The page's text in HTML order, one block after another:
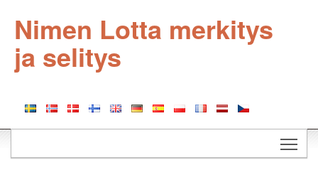
Nimen Lotta merkitys
ja selitys